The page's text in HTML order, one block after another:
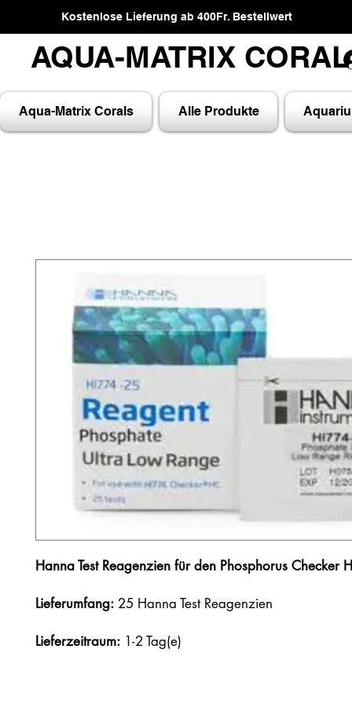
Kostenlose Lieferung ab 400Fr. Bestellwert
AQUA-MATRIX
AQUA-MATRIX
Aqua-Matrix Corals Alle Produkte
Hanna Test Reagenzien für den Phosphorus Checker
Lieferumfang: 25 Hanna Test Reagenzien
Lieferzeitraum: 1-2 Tag(e)